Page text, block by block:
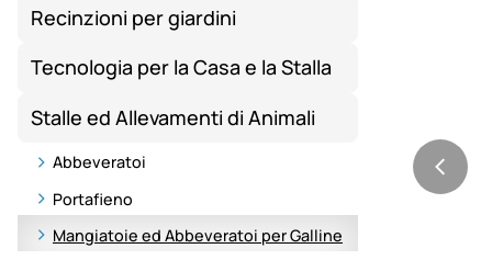
Recinzioni per giardini
Tecnologia per la Casa e la Stalla
Stalle ed Allevamenti di Animali
Abbeveratoi
Portafieno
Mangiatoie ed Abbeveratoi per Galline